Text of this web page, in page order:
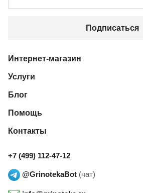
Подписаться
Интернет-магазин
Услуги
Блог
Помощь
Контакты
+7 (499) 112-47-12
@GrinotekaBot (чат)